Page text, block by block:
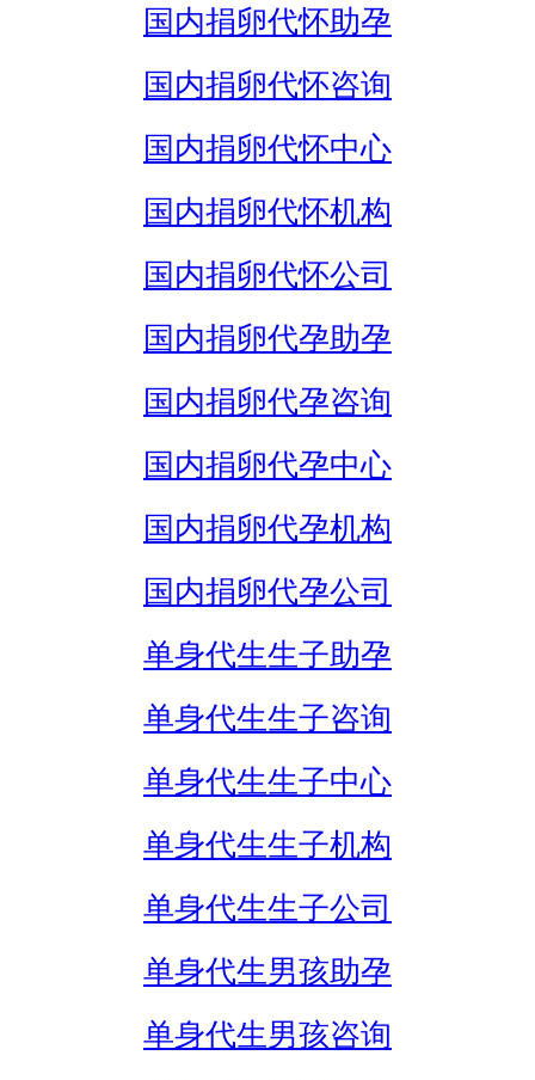
国内捐卵代怀助孕
国内捐卵代怀咨询
国内捐卵代怀中心
国内捐卵代怀机构
国内捐卵代怀公司
国内捐卵代孕助孕
国内捐卵代孕咨询
国内捐卵代孕中心
国内捐卵代孕机构
国内捐卵代孕公司
单身代生生子助孕
单身代生生子咨询
单身代生生子中心
单身代生生子机构
单身代生生子公司
单身代生男孩助孕
单身代生男孩咨询